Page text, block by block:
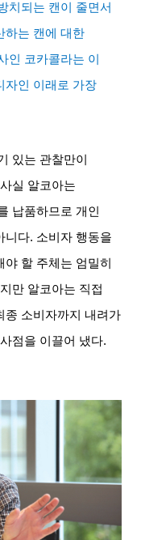
치되는 캔이 줄면서
하는 캔에 대한
인 코카콜라는 이
자인 이래로 가장
있는 관찰만이
사실 알코아는
납품하므로 개인
니다. 소비자 행동을
할 주체는 엄밀히
만 알코아는 직접
종 소비자까지 내려가
점을 이끌어 냈다.